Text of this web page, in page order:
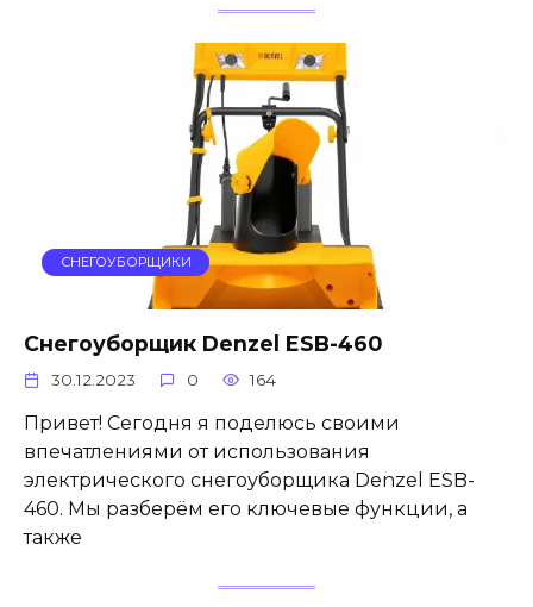
СНЕГОУБОРЩИКИ
Снегоуборщик Denzel ESB-460
30.12.2023 0 164
Привет! Сегодня я поделюсь своими
впечатлениями от использования
электрического снегоуборщика Denzel ESB-
460. Мы разберём его ключевые функции, а
также